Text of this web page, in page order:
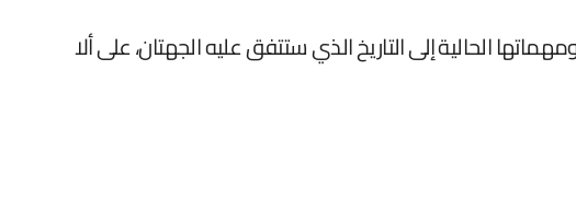
الحالية إلى التاريخ الذي ستتفق عليه الجهتان، على ألا